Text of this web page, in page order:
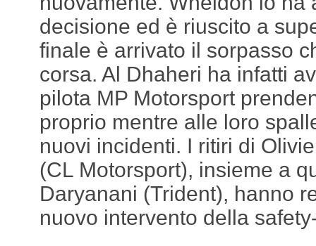
decisione ed è riuscito a
finale è arrivato il sorpasso
corsa. Al Dhaheri ha infatti
pilota MP Motorsport
proprio mentre alle loro
nuovi incidenti. I ritiri di
(CL Motorsport), insieme a
Daryanani (Trident), hanno
nuovo intervento della